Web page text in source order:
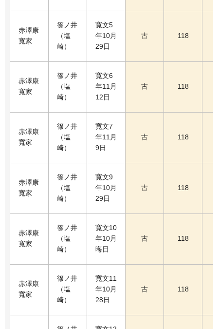
赤澤康
寬家
篠ノ井
（塩
崎）
寛文5
年10月
29日
古 118
赤澤康
寬家
篠ノ井
（塩
崎）
寛文6
年11月
12日
古 118
赤澤康
寬家
篠ノ井
（塩
崎）
寛文7
年11月
9日
古 118
赤澤康
寬家
篠ノ井
（塩
崎）
寛文9
年10月
29日
古 118
赤澤康
寬家
篠ノ井
（塩
崎）
寛文10
年10月
晦日
古 118
赤澤康
寬家
篠ノ井
（塩
崎）
寛文11
年10月
28日
古 118